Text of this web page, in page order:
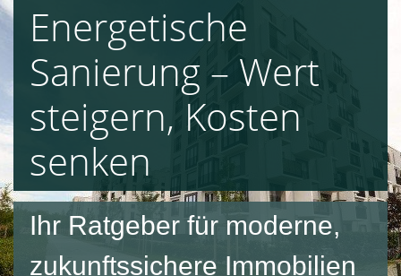
Energetische
Sanierung – Wert
steigern, Kosten
senken
Ihr Ratgeber für moderne,
zukunftssichere Immobilien